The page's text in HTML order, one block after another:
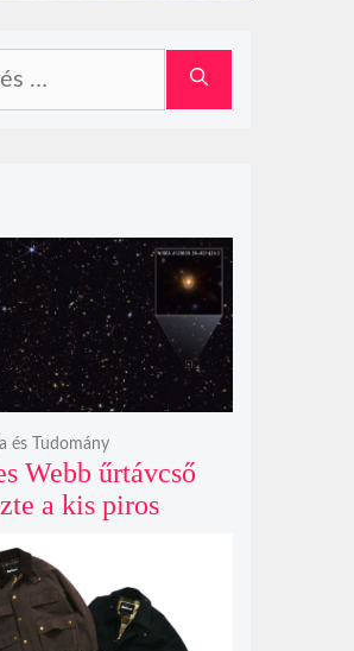
Webb űrtávcső
a kis piros
fényes
óriási
és Tudomány